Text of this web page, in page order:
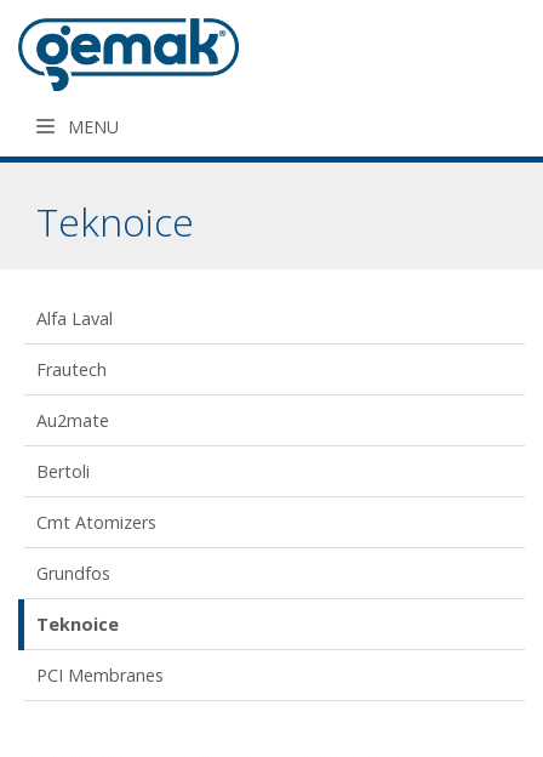
MENU
Teknoice
Alfa Laval
Frautech
Au2mate
Bertoli
Cmt Atomizers
Grundfos
Teknoice
PCI Membranes